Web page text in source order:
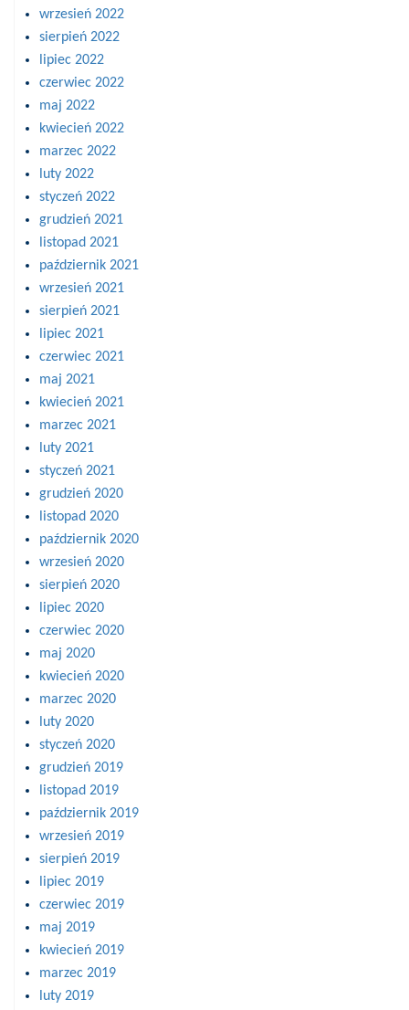
wrzesień 2022
sierpień 2022
lipiec 2022
czerwiec 2022
maj 2022
kwiecień 2022
marzec 2022
luty 2022
styczeń 2022
grudzień 2021
listopad 2021
październik 2021
wrzesień 2021
sierpień 2021
lipiec 2021
czerwiec 2021
maj 2021
kwiecień 2021
marzec 2021
luty 2021
styczeń 2021
grudzień 2020
listopad 2020
październik 2020
wrzesień 2020
sierpień 2020
lipiec 2020
czerwiec 2020
maj 2020
kwiecień 2020
marzec 2020
luty 2020
styczeń 2020
grudzień 2019
listopad 2019
październik 2019
wrzesień 2019
sierpień 2019
lipiec 2019
czerwiec 2019
maj 2019
kwiecień 2019
marzec 2019
luty 2019